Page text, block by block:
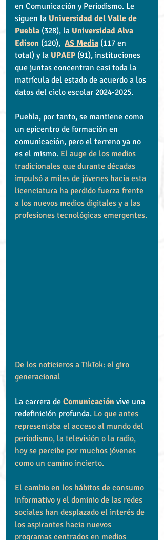
en Comunicación y Periodismo. Le
siguen la Universidad del Valle de
Puebla (328), la Universidad Alva
Edison (120), AS Media (117 en
total) y la UPAEP (91), instituciones
que juntas concentran casi toda la
matrícula del estado de acuerdo a los
datos del ciclo escolar 2024-2025.
Puebla, por tanto, se mantiene como
un epicentro de formación en
comunicación, pero el terreno ya no
es el mismo. El auge de los medios
tradicionales que durante décadas
impulsó a miles de jóvenes hacia esta
licenciatura ha perdido fuerza frente
a los nuevos medios digitales y a las
profesiones tecnológicas emergentes.
De los noticieros a TikTok: el giro
generacional
La carrera de Comunicación vive una
redefinición profunda. Lo que antes
representaba el acceso al mundo del
periodismo, la televisión o la radio,
hoy se percibe por muchos jóvenes
como un camino incierto.
El cambio en los hábitos de consumo
informativo y el dominio de las redes
sociales han desplazado el interés de
los aspirantes hacia nuevos
programas centrados en medios